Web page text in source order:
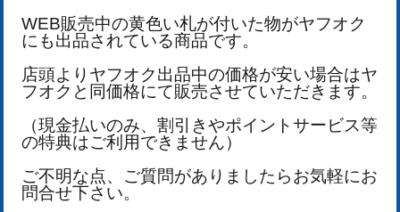
WEB販売中の黄色い札が付いた物がヤフオク
にも出品されている商品です。
店頭よりヤフオク出品中の価格が安い場合はヤ
フオクと同価格にて販売させていただきます。
（現金払いのみ、割引きやポイントサービス等
の特典はご利用できません）
ご不明な点、ご質問がありましたらお気軽にお
問合せ下さい。